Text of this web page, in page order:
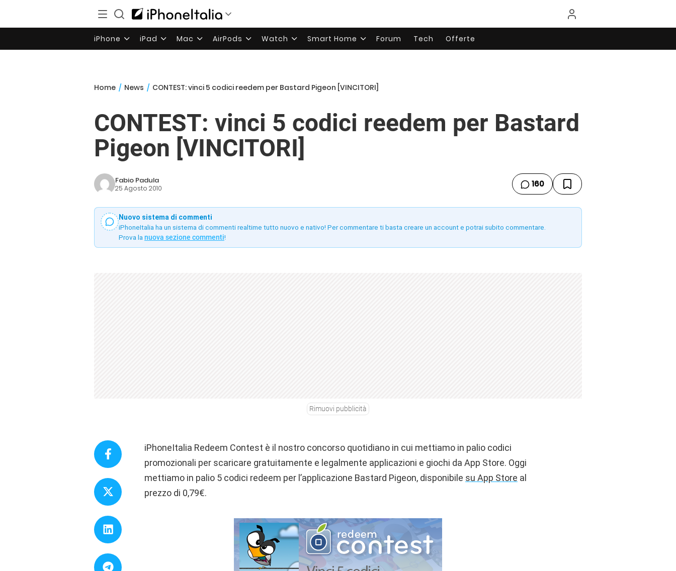
iPhone iPad Mac AirPods Watch Smart Home Forum Tech Offerte
Home / News / CONTEST: vinci 5 codici reedem per Bastard Pigeon [VINCITORI]
CONTEST: vinci 5 codici reedem per Bastard
Pigeon [VINCITORI]
Fabio Padula
25 Agosto 2010 160
Nuovo sistema di commenti
iPhoneItalia ha un sistema di commenti realtime tutto nuovo e nativo! Per commentare ti basta creare un account e potrai subito commentare.
Prova la nuova sezione commenti!
Rimuovi pubblicità
iPhoneItalia Redeem Contest è il nostro concorso quotidiano in cui mettiamo in palio codici
promozionali per scaricare gratuitamente e legalmente applicazioni e giochi da App Store. Oggi
mettiamo in palio 5 codici redeem per l’applicazione Bastard Pigeon, disponibile su App Store al
prezzo di 0,79€.